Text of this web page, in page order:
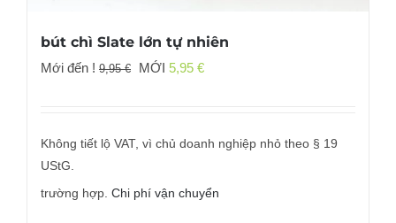
bút chì Slate lớn tự nhiên
Mới đến ! 9,95€
Giá
9,95 €
MỚI 5,95 €Giá
là:
Không tiết lộ VAT, vì chủ doanh nghiệp nhỏ theo § 19
UStG.
trường hợp. Chi phí vận chuyển